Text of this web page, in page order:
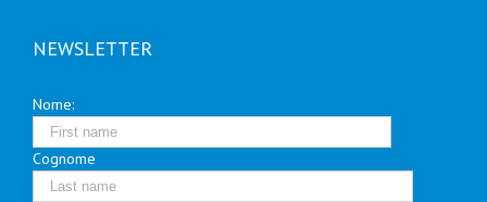
NEWSLETTER
Nome:
Cognome